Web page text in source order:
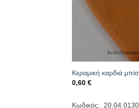
Κεραμική καρδιά
0,60 €
Κωδικός: 20.04.0130